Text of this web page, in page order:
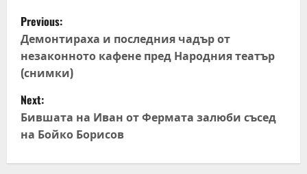
P
o
s
t
n
a
Previous:
Демонтираха и последния чадър от
незаконното кафене пред Народния театър
(снимки)
Next:
Бившата на Иван от Фермата залюби съсед
на Бойко Борисов